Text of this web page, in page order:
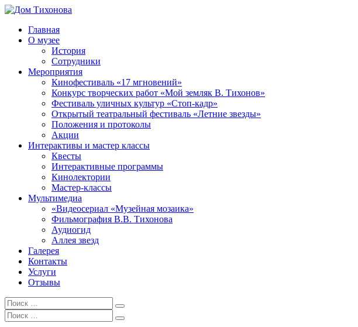
Перейти
содержимому
Дом
Тихонова
ППМВК
Главная
О музее
История
Сотрудники
Мероприятия
Кинофестиваль «17 мгновений»
Конкурс творческих работ «Мой земляк В. Тихонов»
Фестиваль уличных культур «Стоп-кадр»
Открытый театральный фестиваль «Летние звезды»
Положения и протоколы
Акции
Интерактивы и мастер классы
Квесты
Интерактивные программы
Кинолектории
Мастер-классы
Мультимедиа
«Видеосериал «Музейная мозаика»
Фильмография В.В. Тихонова
Аудиогид
Аллея звезд
Галерея
Контакты
Услуги
Отзывы
Искать:
Поиск
Искать:
Поиск